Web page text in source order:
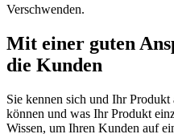
Verschwenden.
Mit einer guten
die Kunden
Sie kennen sich und Ihr Produkt
können und was Ihr Produkt
Wissen, um Ihren Kunden auf